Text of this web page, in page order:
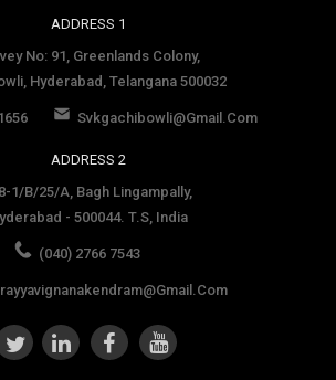
ADDRESS 1
No: 91, Greenlands Colony,
Hyderabad, Telangana 500032
Svkgachibowli@gmail.com
ADDRESS 2
1/B/25/A, Bagh Lingampally,
- 500044. T.S, India
(040) 2766 7543